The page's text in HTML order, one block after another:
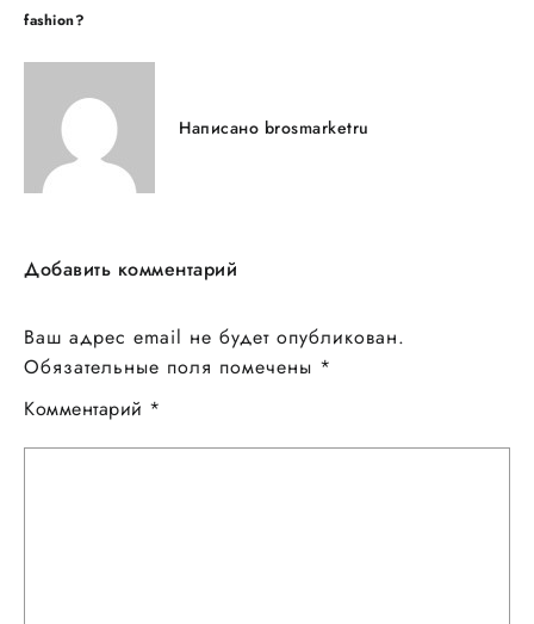
fashion?
Написано brosmarketru
Добавить комментарий
Ваш адрес email не будет опубликован.
Обязательные поля помечены *
Комментарий *